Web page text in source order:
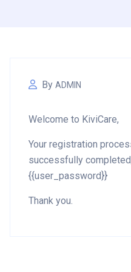
By ADMIN
Welcome to KiviCare,
Your registration
successfully
{{user_password}}
Thank you.